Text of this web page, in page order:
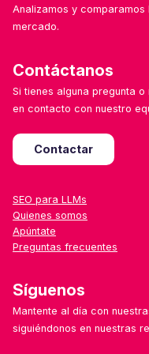
Analizamos y
mercado.
Contáctanos
Si tienes alguna pregunta
en contacto con nuestro
Contactar
SEO para LLMs
Quienes somos
Apúntate
Preguntas frecuentes
Síguenos
Mantente al día con
siguiéndonos en nuestras